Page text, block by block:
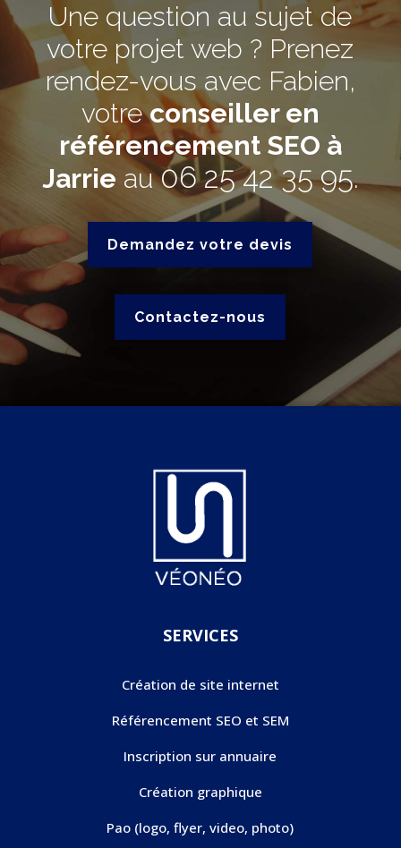
Une question au sujet de
votre projet web ? Prenez
rendez-vous avec Fabien,
votreconseiller en
référencement SEO à
Jarrie au06 25 42 35 95.
Demandez votre devis
Contactez-nous
SERVICES
Création de site internet
Référencement SEO et SEM
Inscription sur annuaire
Création graphique
Pao (logo, flyer, video, photo)